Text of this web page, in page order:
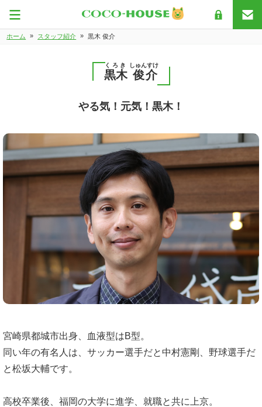
ホーム » スタッフ紹介 » 黒木 俊介
黒木
くろき
俊介
しゅんすけ
やる気！元気！黒木！
宮崎県都城市出身、血液型はB型。
同い年の有名人は、サッカー選手だと中村憲剛、野球選手だ
と松坂大輔です。
高校卒業後、福岡の大学に進学、就職と共に上京。